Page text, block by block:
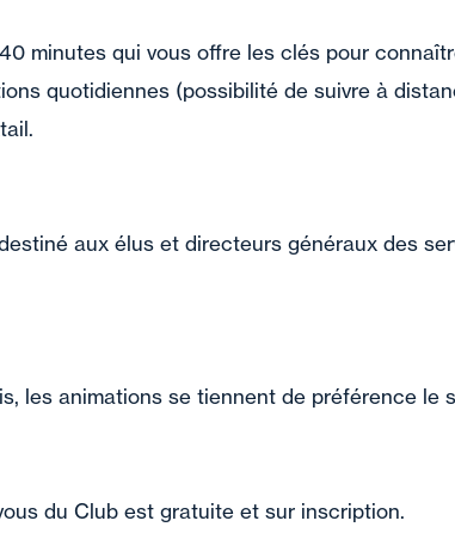
minutes qui vous offre les clés pour
quotidiennes (possibilité de suivre à
aux élus et directeurs généraux des
les animations se tiennent de préférence le
du Club est gratuite et sur inscription.